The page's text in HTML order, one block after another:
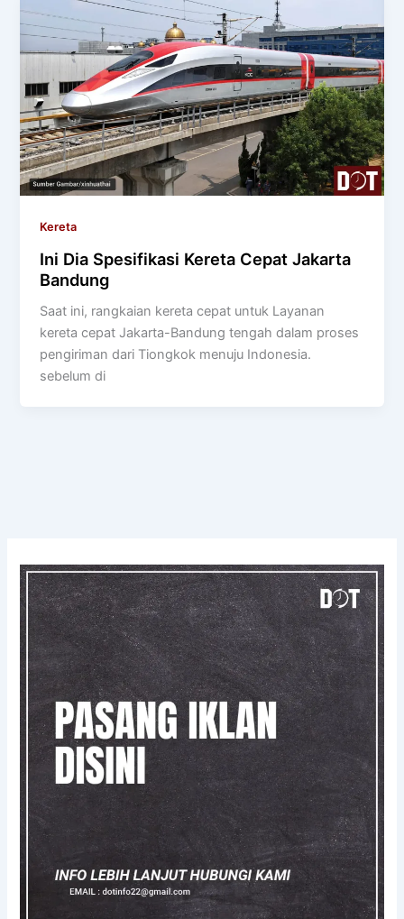
Kereta
Ini Dia Spesifikasi Kereta Cepat Jakarta
Bandung
Saat ini, rangkaian kereta cepat untuk Layanan
kereta cepat Jakarta-Bandung tengah dalam proses
pengiriman dari Tiongkok menuju Indonesia.
sebelum di